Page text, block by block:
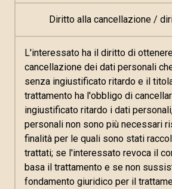
Diritto alla cancellazione /
L'interessato ha il diritto di
cancellazione dei dati personali
senza ingiustificato ritardo e il
trattamento ha l'obbligo di
ingiustificato ritardo i dati
personali non sono più necessari
finalità per le quali sono stati
trattati; se l'interessato revoca il
basa il trattamento e se non
fondamento giuridico per il